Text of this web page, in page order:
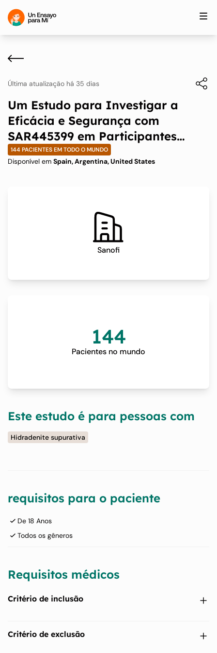
Última atualização há 35 dias
Um Estudo para Investigar a
Eficácia e Segurança com
SAR445399 em Participantes
Adultos com Hidradenite
Supurativa Moderada a Severa
144 PACIENTES EM TODO O MUNDO
Disponível em Spain, Argentina, United States
Sanofi
144
Pacientes no mundo
Este estudo é para pessoas com
Hidradenite supurativa
requisitos para o paciente
De 18 Anos
Todos os gêneros
Requisitos médicos
Critério de inclusão
estudo somente se todos os seguintes critérios se aplicarem.
Critério de exclusão